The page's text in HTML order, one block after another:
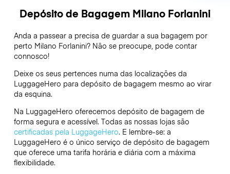
Depósito de Bagagem Milano Forlanini
Anda a passear a precisa de guardar a sua bagagem por
perto Milano Forlanini? Não se preocupe, pode contar
connosco!
Deixe os seus pertences numa das localizações da
LuggageHero para depósito de bagagem mesmo ao virar
da esquina.
Na LuggageHero oferecemos depósito de bagagem de
forma segura e acessível. Todas as nossas lojas são
certificadas pela LuggageHero. E lembre-se: a
LuggageHero é o único serviço de depósito de bagagem
que oferece uma tarifa horária e diária com a máxima
flexibilidade.